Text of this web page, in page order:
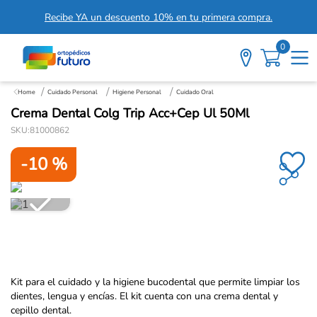
Recibe YA un descuento 10% en tu primera compra.
0
Cuidado Personal Higiene Personal Cuidado Oral
Crema Dental Colg Trip Acc+Cep Ul 50Ml
SKU:81000862
-10 %
Kit para el cuidado y la higiene bucodental que permite limpiar los
dientes, lengua y encías. El kit cuenta con una crema dental y
cepillo dental.